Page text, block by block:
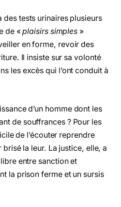
des tests urinaires plusieurs
de «plaisirs simples »
en forme, revoir des
Il insiste sur sa volonté
les excès qui l’ont conduit à
d’un homme dont les
de souffrances ? Pour les
de l’écouter reprendre
la leur. La justice, elle, a
entre sanction et
la prison ferme et un sursis